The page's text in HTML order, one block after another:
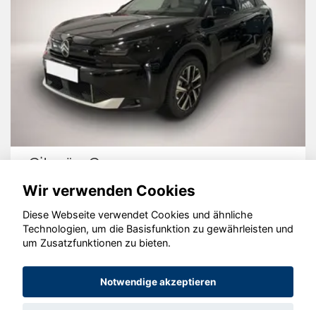
Citroën C4
© konjunkturmotor.de GmbH 2020 - 2026
Wir verwenden Cookies
Diese Webseite verwendet Cookies und ähnliche
Technologien, um die Basisfunktion zu gewährleisten und
um Zusatzfunktionen zu bieten.
Notwendige akzeptieren